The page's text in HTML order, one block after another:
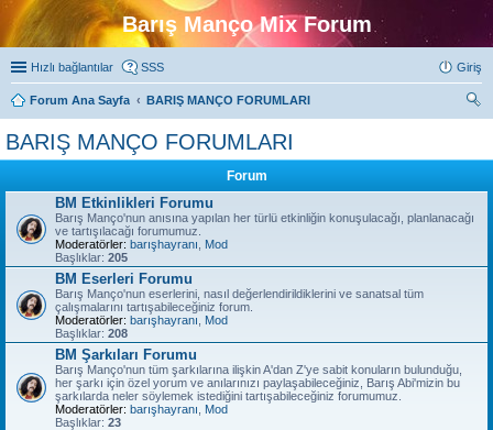
Barış Manço Mix Forum
Hızlı bağlantılar SSS Giriş
Forum Ana Sayfa
BARIŞ MANÇO FORUMLARI
BARIŞ MANÇO FORUMLARI
Forum
BM Etkinlikleri Forumu
Barış Manço'nun anısına yapılan her türlü etkinliğin konuşulacağı, planlanacağı
ve tartışılacağı forumumuz.
Moderatörler: barışhayranı
Mod
Başlıklar: 205
BM Eserleri Forumu
Barış Manço'nun eserlerini, nasıl değerlendirildiklerini ve sanatsal tüm
çalışmalarını tartışabileceğiniz forum.
Moderatörler: barışhayranı
Mod
Başlıklar: 208
BM Şarkıları Forumu
Barış Manço'nun tüm şarkılarına ilişkin A'dan Z'ye sabit konuların bulunduğu,
her şarkı için özel yorum ve anılarınızı paylaşabileceğiniz, Barış Abi'mizin bu
şarkılarda neler söylemek istediğini tartışabileceğiniz forumumuz.
Moderatörler: barışhayranı
Mod
Başlıklar: 23